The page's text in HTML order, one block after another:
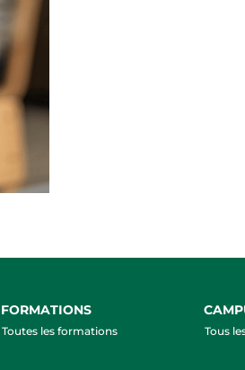
FORMATIONS
Toutes les formations Tous